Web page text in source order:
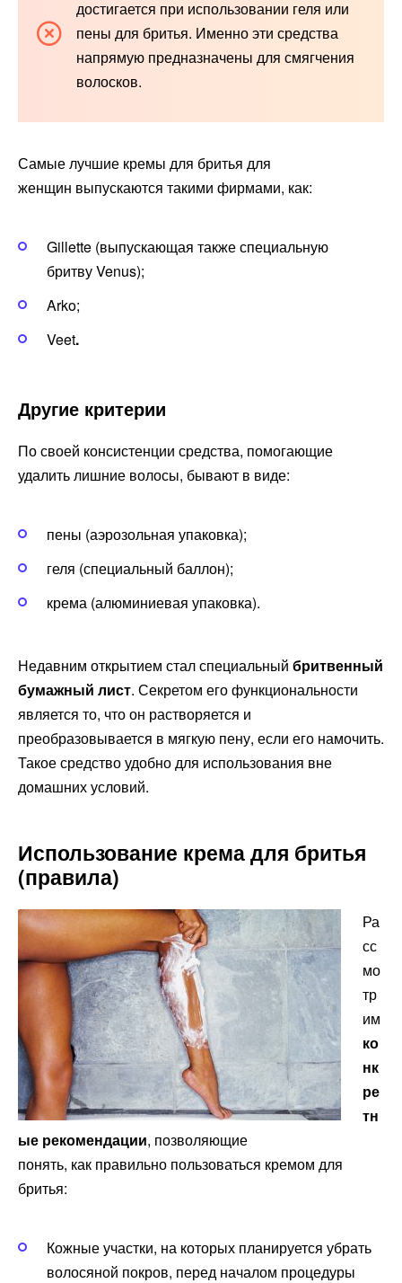
достигается при использовании геля или
пены для бритья. Именно эти средства
напрямую предназначены для смягчения
волосков.
Самые лучшие кремы для бритья для
женщин выпускаются такими фирмами, как:
Gillette (выпускающая также специальную
бритву Venus);
Arko;
Veet.
Другие критерии
По своей консистенции средства, помогающие
удалить лишние волосы, бывают в виде:
пены (аэрозольная упаковка);
геля (специальный баллон);
крема (алюминиевая упаковка).
Недавним открытием стал специальный бритвенный
бумажный лист. Секретом его функциональности
является то, что он растворяется и
преобразовывается в мягкую пену, если его намочить.
Такое средство удобно для использования вне
домашних условий.
Использование крема для бритья
(правила)
Ра
сс
мо
тр
им
ко
нк
ре
тн
ые рекомендации, позволяющие
понять, как правильно пользоваться кремом для
бритья:
Кожные участки, на которых планируется убрать
волосяной покров, перед началом процедуры